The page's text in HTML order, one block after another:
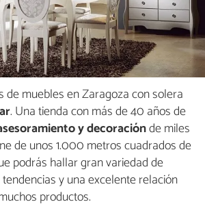
de muebles en Zaragoza con solera
. Una tienda con más de 40 años de
y decoraciónde miles
de unos 1.000 metros cuadrados de
podrás hallar gran variedad de
y una excelente relación
productos.